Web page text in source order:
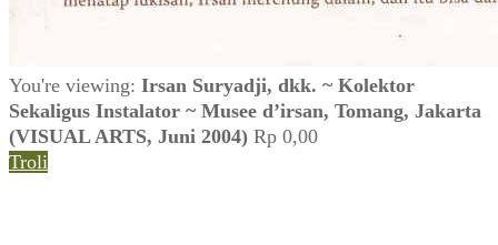
You're viewing: Irsan Suryadji, dkk. ~ Kolektor
Sekaligus Instalator ~ Musee d’irsan, Tomang, Jakarta
(VISUAL ARTS, Juni 2004) Rp 0,00
Troli